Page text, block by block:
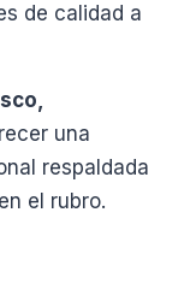
de calidad a
una
respaldada
el rubro.